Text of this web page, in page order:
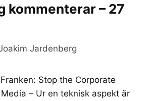
kommenterar – 27
Jardenberg
Stop the Corporate
– Ur en teknisk aspekt är